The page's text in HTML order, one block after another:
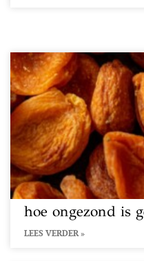
hoe ongezond is
LEES VERDER »